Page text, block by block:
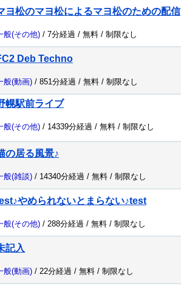
ヨ松のマヨ松によるマヨ松のための配信
般(その他) / 7分経過 / 無料 / 制限なし
Deb Techno
般(動画) / 851分経過 / 無料 / 制限なし
幌駅前ライブ
般(その他) / 14339分経過 / 無料 / 制限なし
の居る風景♪
般(雑談) / 14340分経過 / 無料 / 制限なし
やめられないとまらない♪test
般(その他) / 288分経過 / 無料 / 制限なし
記入
般(動画) / 22分経過 / 無料 / 制限なし